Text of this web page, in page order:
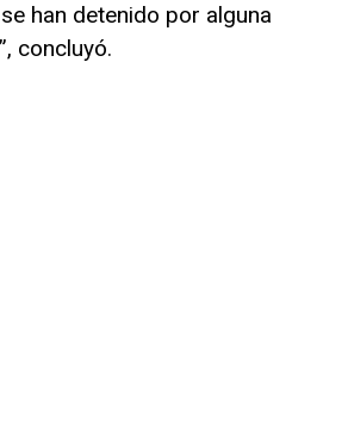
han detenido por alguna
concluyó.